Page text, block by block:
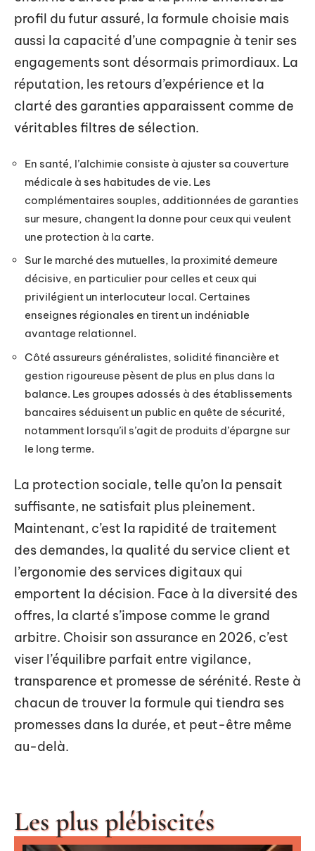
profil du futur assuré, la formule choisie mais
aussi la capacité d’une compagnie à tenir ses
engagements sont désormais primordiaux. La
réputation, les retours d’expérience et la
clarté des garanties apparaissent comme de
véritables filtres de sélection.
En santé, l’alchimie consiste à ajuster sa couverture
médicale à ses habitudes de vie. Les
complémentaires souples, additionnées de garanties
sur mesure, changent la donne pour ceux qui veulent
une protection à la carte.
Sur le marché des mutuelles, la proximité demeure
décisive, en particulier pour celles et ceux qui
privilégient un interlocuteur local. Certaines
enseignes régionales en tirent un indéniable
avantage relationnel.
Côté assureurs généralistes, solidité financière et
gestion rigoureuse pèsent de plus en plus dans la
balance. Les groupes adossés à des établissements
bancaires séduisent un public en quête de sécurité,
notamment lorsqu’il s’agit de produits d’épargne sur
le long terme.
La protection sociale, telle qu’on la pensait
suffisante, ne satisfait plus pleinement.
Maintenant, c’est la rapidité de traitement
des demandes, la qualité du service client et
l’ergonomie des services digitaux qui
emportent la décision. Face à la diversité des
offres, la clarté s’impose comme le grand
arbitre. Choisir son assurance en 2026, c’est
viser l’équilibre parfait entre vigilance,
transparence et promesse de sérénité. Reste à
chacun de trouver la formule qui tiendra ses
promesses dans la durée, et peut-être même
au-delà.
Les plus plébiscités